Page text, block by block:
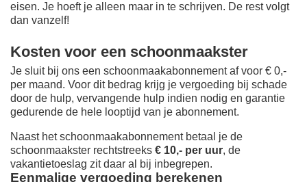
eisen. Je hoeft je alleen maar in te schrijven. De rest volgt
dan vanzelf!
Kosten voor een schoonmaakster
Je sluit bij ons een schoonmaakabonnement af voor € 0,-
per maand. Voor dit bedrag krijg je vergoeding bij schade
door de hulp, vervangende hulp indien nodig en garantie
gedurende de hele looptijd van je abonnement.
Naast het schoonmaakabonnement betaal je de
schoonmaakster rechtstreeks € 10,- per uur, de
vakantietoeslag zit daar al bij inbegrepen.
Eenmalige vergoeding berekenen